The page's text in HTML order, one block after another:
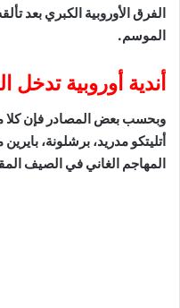
الفرق الأوروبية الكبري بعد
الموسم.
أندية أوروبية تدخل
وبحسب بعض المصادر فإن كلا
أتليتكو مدريد، برشلونة،
المهاجم الغاني في الصيف